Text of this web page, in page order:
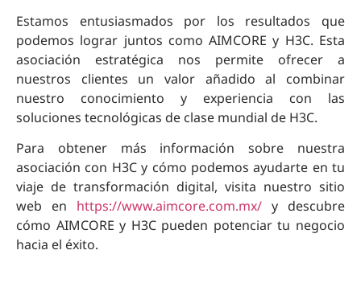
Estamos entusiasmados por los resultados que
podemos lograr juntos como AIMCORE y H3C. Esta
asociación estratégica nos permite ofrecer a
nuestros clientes un valor añadido al combinar
nuestro conocimiento y experiencia con las
soluciones tecnológicas de clase mundial de H3C.
Para obtener más información sobre nuestra
asociación con H3C y cómo podemos ayudarte en tu
viaje de transformación digital, visita nuestro sitio
web en https://www.aimcore.com.mx/ y descubre
cómo AIMCORE y H3C pueden potenciar tu negocio
hacia el éxito.